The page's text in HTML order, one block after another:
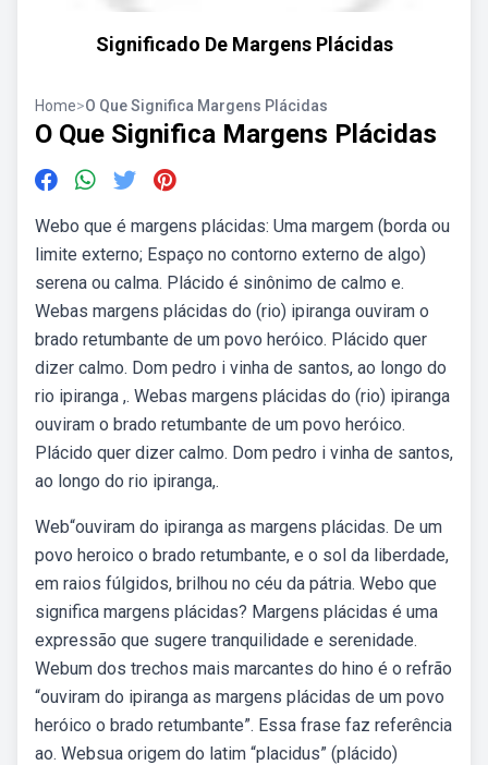
Significado De Margens Plácidas
Home>O Que Significa Margens Plácidas
O Que Significa Margens Plácidas
Webo que é margens plácidas: Uma margem (borda ou
limite externo; Espaço no contorno externo de algo)
serena ou calma. Plácido é sinônimo de calmo e.
Webas margens plácidas do (rio) ipiranga ouviram o
brado retumbante de um povo heróico. Plácido quer
dizer calmo. Dom pedro i vinha de santos, ao longo do
rio ipiranga ,. Webas margens plácidas do (rio) ipiranga
ouviram o brado retumbante de um povo heróico.
Plácido quer dizer calmo. Dom pedro i vinha de santos,
ao longo do rio ipiranga,.
Web“ouviram do ipiranga as margens plácidas. De um
povo heroico o brado retumbante, e o sol da liberdade,
em raios fúlgidos, brilhou no céu da pátria. Webo que
significa margens plácidas? Margens plácidas é uma
expressão que sugere tranquilidade e serenidade.
Webum dos trechos mais marcantes do hino é o refrão
“ouviram do ipiranga as margens plácidas de um povo
heróico o brado retumbante”. Essa frase faz referência
ao. Websua origem do latim “placidus” (plácido)